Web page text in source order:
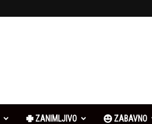
ZANIMLJIVO ZABAVNO